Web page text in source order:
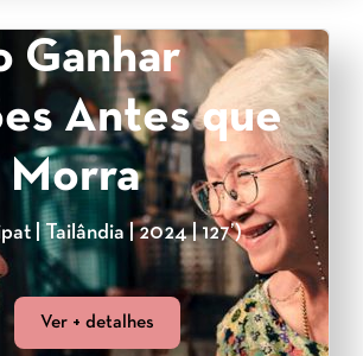
Ganhar
Antes que
Morra
| Tailândia | 2024 | 127’)
Ver + detalhes